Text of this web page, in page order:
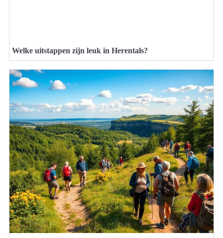
Welke uitstappen zijn leuk in Herentals?